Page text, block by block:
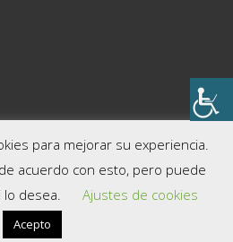
para mejorar su experiencia.
acuerdo con esto, pero puede
desea.
Ajustes de cookies
Acepto